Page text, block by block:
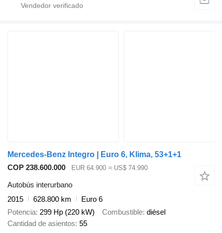
Mercedes-Benz Integro | Euro 6, Klima, 53+1+1
COP 238.600.000
EUR 64.900 ≈ US$ 74.990
Autobús interurbano
2015
628.800 km
Euro 6
Potencia 299 Hp (220 kW) Combustible diésel
Cantidad de asientos 55